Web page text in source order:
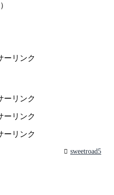
ーリンク
ーリンク
ーリンク
ーリンク
sweetroad5